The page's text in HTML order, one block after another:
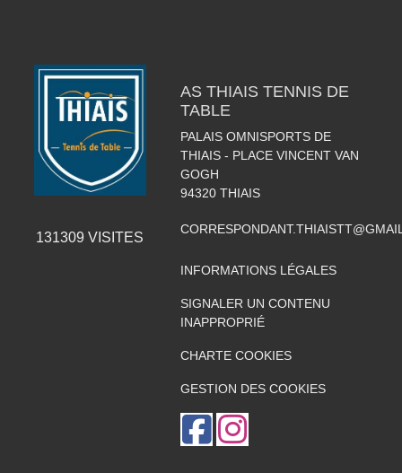
131309 VISITES
AS THIAIS TENNIS DE
TABLE
PALAIS OMNISPORTS DE
THIAIS - PLACE VINCENT VAN
GOGH
94320 THIAIS
INFORMATIONS LÉGALES
SIGNALER UN CONTENU
INAPPROPRIÉ
CHARTE COOKIES
GESTION DES COOKIES